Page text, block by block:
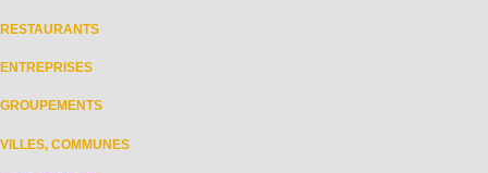
RESTAURANTS
ENTREPRISES
GROUPEMENTS
VILLES, COMMUNES